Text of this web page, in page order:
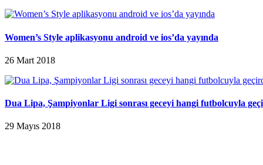
Women’s Style aplikasyonu android ve ios’da yayında
26 Mart 2018
Dua Lipa, Şampiyonlar Ligi sonrası geceyi hangi futbolcuyla
29 Mayıs 2018